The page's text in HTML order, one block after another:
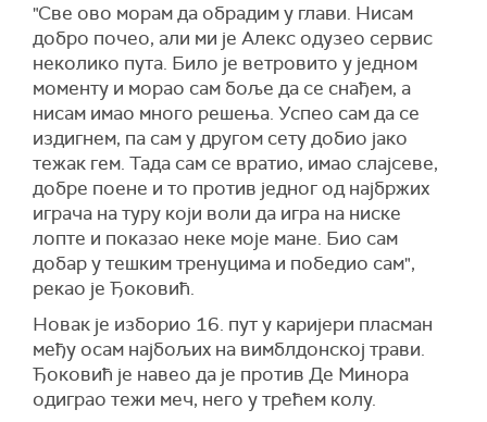
"Све ово морам да обрадим у глави. Нисам
добро почео, али ми је Алекс одузео сервис
неколико пута. Било је ветровито у једном
моменту и морао сам боље да се снађем, а
нисам имао много решења. Успео сам да се
издигнем, па сам у другом сету добио јако
тежак гем. Тада сам се вратио, имао слајсеве,
добре поене и то против једног од најбржих
играча на туру који воли да игра на ниске
лопте и показао неке моје мане. Био сам
добар у тешким тренуцима и победио сам",
рекао је Ђоковић.
Новак је изборио 16. пут у каријери пласман
међу осам најбољих на вимблдонској трави.
Ђоковић је навео да је против Де Минора
одиграо тежи меч, него у трећем колу.